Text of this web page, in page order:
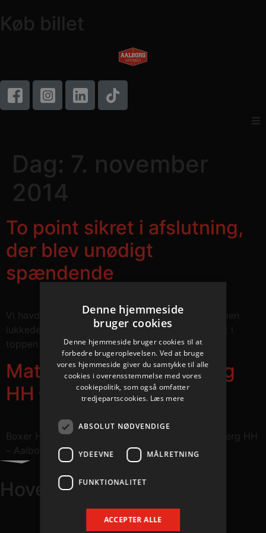
Køb billet
Dag: 7. november
2014
To point sikret i afslutning,
der blev unødigt
spændende
Vi havde teten hele kampen mod Ribe-Esbjerg, men
lukkede dem ind til sidst. To point, der luner godt i
toppen af ligaen.
Matchfacts: Ribe-Esbjerg
HH – Aalborg Håndbold
Boxer Herreligaen, Blue Water Dokken. Ribe-Esbjerg HH
– Aalborg Håndbold 24-26 (10-13)
Hovedpartnere
Denne hjemmeside
bruger cookies
Denne hjemmeside bruger cookies til at
forbedre brugeroplevelsen. Ved at bruge
vores hjemmeside giver du samtykke til alle
cookies i overensstemmelse med vores
cookiepolitik, som også omfatter
tredjepartscookies. Læs mere
ABSOLUT NØDVENDIGE
YDEEVNE MÅLRETNING
FUNKTIONALITET
ACCEPTER ALLE